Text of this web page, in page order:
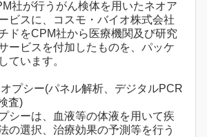
社が行うがん検体を用いたネオア
ビスに、コスモ・バイオ株式会社
ドをCPM社から医療機関及び研究
ービスを付加したものを、パッケ
ています。
プシー(パネル解析、デジタルPCR
査)
シーは、血液等の体液を用いて疾
の選択、治療効果の予測等を行う